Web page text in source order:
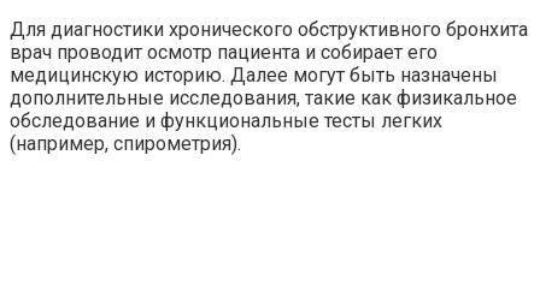
Для диагностики хронического обструктивного бронхита
врач проводит осмотр пациента и собирает его
медицинскую историю. Далее могут быть назначены
дополнительные исследования, такие как физикальное
обследование и функциональные тесты легких
(например, спирометрия).